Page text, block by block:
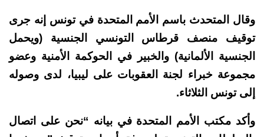
وقال المتحدث باسم الأمم المتحدة في تونس إنه جرى
توقيف منصف قرطاس التونسي الجنسية (ويحمل
الجنسية الألمانية) والخبير في الحوكمة الأمنية وعضو
مجموعة خبراء لجنة العقوبات على ليبيا، لدى وصوله
إلى تونس الثلاثاء.
وأكد مكتب الأمم المتحدة في بيانه “نحن على اتصال